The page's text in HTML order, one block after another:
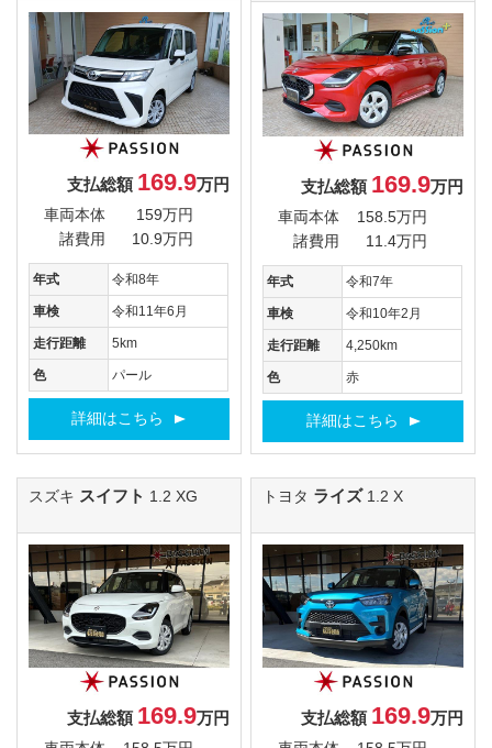
支払総額 169.9万円
車両本体
159万円
諸費用
10.9万円
年式 令和8年
車検 令和11年6月
走行距離 5km
色 パール
詳細はこちら
支払総額 169.9万円
車両本体
158.5万円
諸費用
11.4万円
年式 令和7年
車検 令和10年2月
走行距離 4,250km
色 赤
詳細はこちら
スズキ スイフト 1.2 XG
支払総額 169.9万円
トヨタ ライズ 1.2 X
支払総額 169.9万円